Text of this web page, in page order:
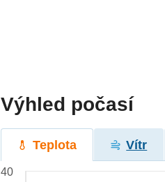
Výhled počasí
Teplota Vítr
40